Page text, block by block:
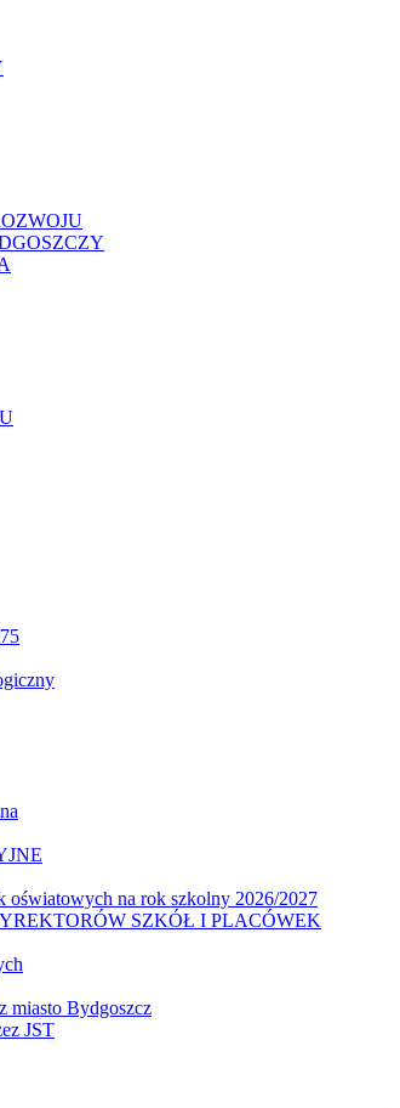
oświatowych na rok szkolny 2026/2027
SZKÓŁ I PLACÓWEK
miasto Bydgoszcz
JST